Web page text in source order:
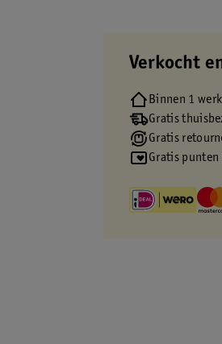
Verkocht
Binnen 1
Gratis
Gratis
Gratis